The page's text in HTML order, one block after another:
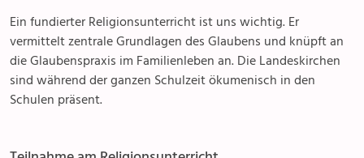
Ein fundierter Religionsunterricht ist uns wichtig. Er
vermittelt zentrale Grundlagen des Glaubens und knüpft an
die Glaubenspraxis im Familienleben an. Die Landeskirchen
sind während der ganzen Schulzeit ökumenisch in den
Schulen präsent.